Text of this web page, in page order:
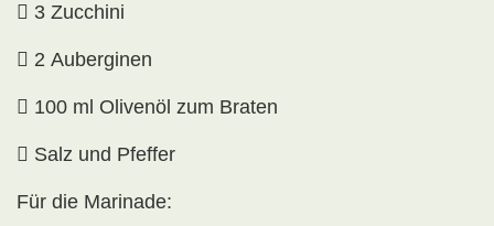
 3 Zucchini
 2 Auberginen
 100 ml Olivenöl zum Braten
 Salz und Pfeffer
Für die Marinade: